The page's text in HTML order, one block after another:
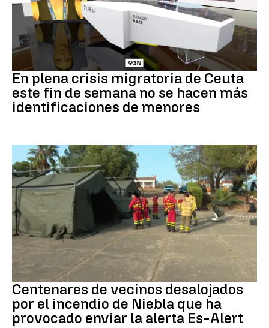
Crisis en Ceuta
En plena crisis migratoria de Ceuta
este fin de semana no se hacen más
identificaciones de menores
Incendio
Centenares de vecinos desalojados
por el incendio de Niebla que ha
provocado enviar la alerta Es-Alert